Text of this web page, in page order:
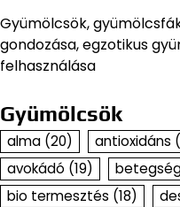
Gyümölcsök,
gondozása, egzotikus
felhasználása
Gyümölcsök
alma (20) antioxidáns
avokádó (19)
bio termesztés (18)